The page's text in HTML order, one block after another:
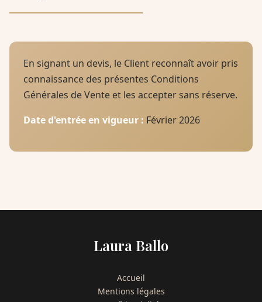
En signant un devis, le Client reconnaît avoir pris
connaissance des présentes Conditions
Générales de Vente et les accepter sans réserve.
Date d'entrée en vigueur : Février 2026
Laura Ballo
Accueil
Mentions légales